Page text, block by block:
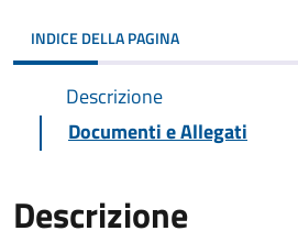
INDICE DELLA PAGINA
Descrizione
Documenti e Allegati
Descrizione